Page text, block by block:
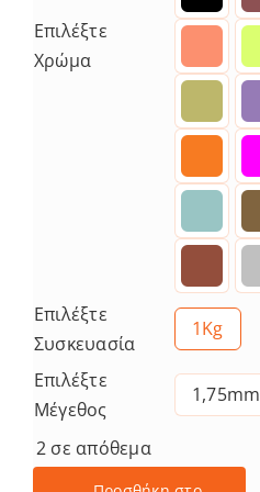
Επιλέξτε
Χρώμα
Επιλέξτε
Συσκευασία
1Kg
Επιλέξτε
Μέγεθος
1,75mm
2 σε απόθεμα